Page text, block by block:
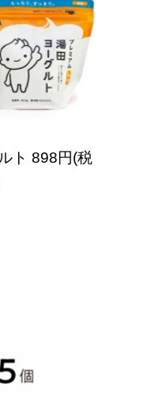
ト 898円(税